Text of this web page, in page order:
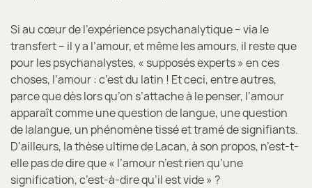
Si au cœur de l’expérience psychanalytique – via le
transfert – il y a l’amour, et même les amours, il reste que
pour les psychanalystes, « supposés experts » en ces
choses, l’amour : c’est du latin ! Et ceci, entre autres,
parce que dès lors qu’on s’attache à le penser, l’amour
apparaît comme une question de langue, une question
de lalangue, un phénomène tissé et tramé de signifiants.
D’ailleurs, la thèse ultime de Lacan, à son propos, n’est-t-
elle pas de dire que « l’amour n’est rien qu’une
signification, c’est-à-dire qu’il est vide » ?